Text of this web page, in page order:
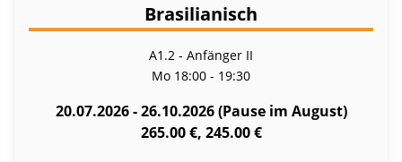
Brasilianisch
A1.2 - Anfänger II
Mo 18:00 - 19:30
20.07.2026 - 26.10.2026 (Pause im August)
265.00 €, 245.00 €